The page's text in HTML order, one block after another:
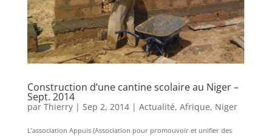
Construction d’une cantine scolaire au Niger –
Sept. 2014
par Thierry| Sep 2, 2014| Actualité, Afrique, Niger
L’association Appuis (Association pour promouvoir et unifier des